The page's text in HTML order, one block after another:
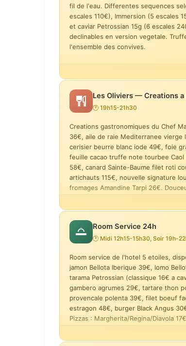
fil de l'eau. Differentes sequences
escales 110€), Immersion (5 escales
et caviar Petrossian 15g (6 escales
declinables en version vegetale.
l'ensemble des convives.
Ecume — accord mets & vins
Evasion — 6 escales
190 €
vins
75 €
Menus degustation :
Les Oliviers — Creations a
🕐 19h15-21h30
Creations gastronomiques du Chef
36€, aile de raie Mediterranee
cerisier beurre blanc iode 49€, foie
feuille cacao truffe note tourbee
58€, canard Sainte-Baume filet roti
artichauts 115€, nouvelle signature
fromages Amandine Tarpi 26€.
Mare Nostrum — ecosysteme
marin et caviar Oscietre
36 €
Foie gras de canard mi-cuit —
sardine de pays fumee, yuzu
kosho
34 €
Canard de la Sainte-Baume — filet
Room Service 24h
🕐 Midi 12h15-15h30, Soir 19h-
Room service de l'hotel 5 etoiles,
jamon Bellota Iberique 39€, lomo
tarama Petrossian (classique 16€ a
gambero agrumes 29€, tartare thon
provencale polenta 39€, filet boeuf
estragon 48€, burger Black Angus
Pizzas : Margherita/Regina/Diavola
tarama, pates burrata, pizzas,